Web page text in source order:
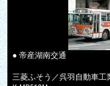
● 帝産湖南交通
三菱ふそう／呉羽自動車工